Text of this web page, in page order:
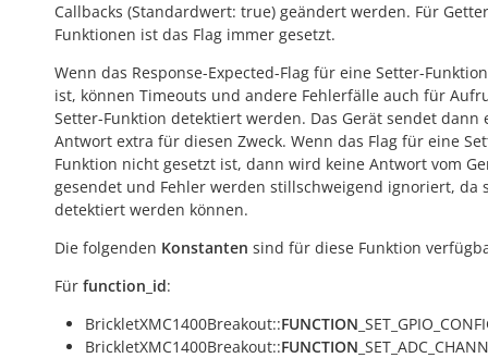
Callbacks (Standardwert: true) geändert werden. Für
Funktionen ist das Flag immer gesetzt.
Wenn das Response-Expected-Flag für eine Setter-
ist, können Timeouts und andere Fehlerfälle auch für
Setter-Funktion detektiert werden. Das Gerät sendet dann
Antwort extra für diesen Zweck. Wenn das Flag für eine
Funktion nicht gesetzt ist, dann wird keine Antwort vom
gesendet und Fehler werden stillschweigend ignoriert, da
detektiert werden können.
Die folgenden Konstanten sind für diese Funktion
Für function_id:
BrickletXMC1400Breakout::FUNCTION
BrickletXMC1400Breakout::FUNCTION